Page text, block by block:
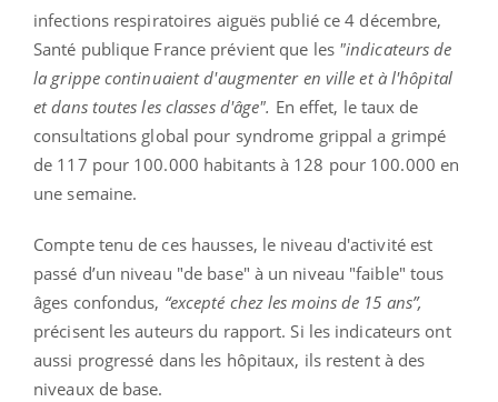
infections respiratoires aiguës publié ce 4 décembre,
Santé publique France prévient que les "indicateurs de
la grippe continuaient d'augmenter en ville et à l'hôpital
et dans toutes les classes d'âge". En effet, le taux de
consultations global pour syndrome grippal a grimpé
de 117 pour 100.000 habitants à 128 pour 100.000 en
une semaine.
Compte tenu de ces hausses, le niveau d'activité est
passé d’un niveau "de base" à un niveau "faible" tous
âges confondus, “excepté chez les moins de 15 ans”,
précisent les auteurs du rapport. Si les indicateurs ont
aussi progressé dans les hôpitaux, ils restent à des
niveaux de base.